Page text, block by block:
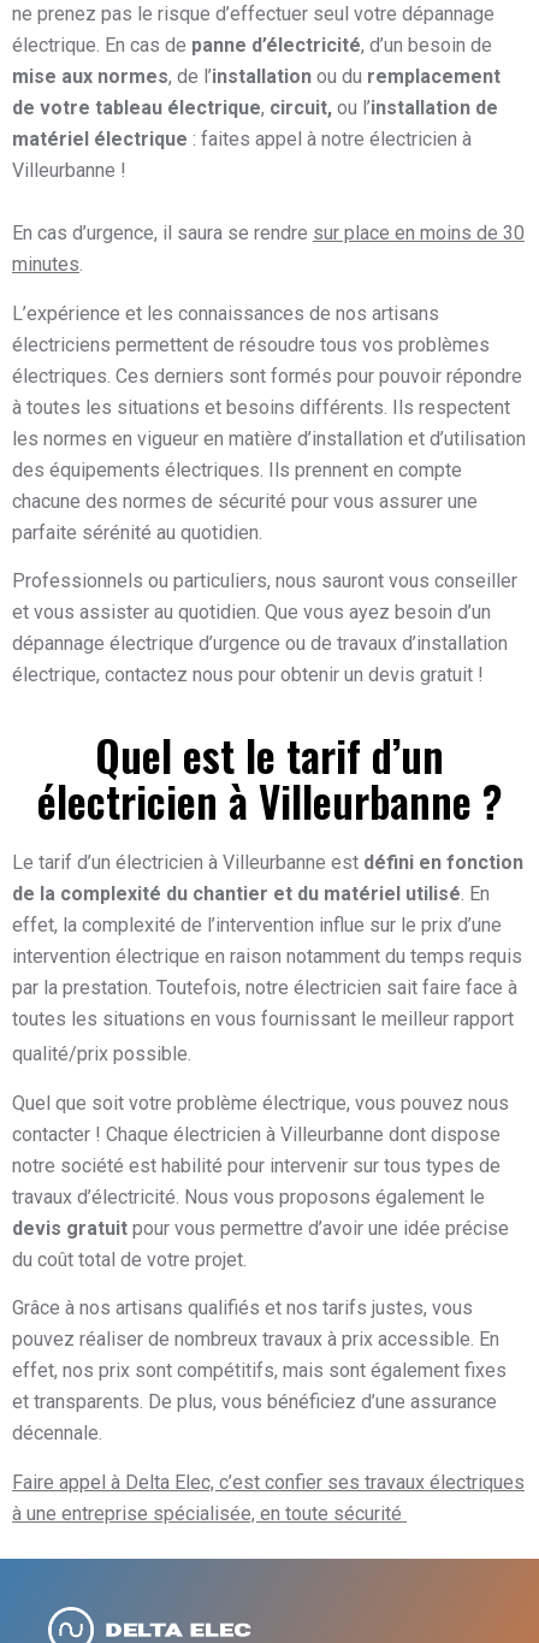
ne prenez pas le risque d’effectuer seul votre dépannage
électrique. En cas de panne d’électricité, d’un besoin de
mise aux normes, de l’installation ou du remplacement
de votre tableau électrique, circuit, ou l’installation de
matériel électrique : faites appel à notre électricien à
Villeurbanne !
En cas d’urgence, il saura se rendre sur place en moins de 30
minutes.
L’expérience et les connaissances de nos artisans
électriciens permettent de résoudre tous vos problèmes
électriques. Ces derniers sont formés pour pouvoir répondre
à toutes les situations et besoins différents. Ils respectent
les normes en vigueur en matière d’installation et d’utilisation
des équipements électriques. Ils prennent en compte
chacune des normes de sécurité pour vous assurer une
parfaite sérénité au quotidien.
Professionnels ou particuliers, nous sauront vous conseiller
et vous assister au quotidien. Que vous ayez besoin d’un
dépannage électrique d’urgence ou de travaux d’installation
électrique, contactez nous pour obtenir un devis gratuit !
Quel est le tarif d’un
électricien à Villeurbanne ?
Le tarif d’un électricien à Villeurbanne est défini en fonction
de la complexité du chantier et du matériel utilisé. En
effet, la complexité de l’intervention influe sur le prix d’une
intervention électrique en raison notamment du temps requis
par la prestation. Toutefois, notre électricien sait faire face à
toutes les situations en vous fournissant le meilleur rapport
qualité/prix possible.
Quel que soit votre problème électrique, vous pouvez nous
contacter ! Chaque électricien à Villeurbanne dont dispose
notre société est habilité pour intervenir sur tous types de
travaux d’électricité. Nous vous proposons également le
devis gratuit pour vous permettre d’avoir une idée précise
du coût total de votre projet.
Grâce à nos artisans qualifiés et nos tarifs justes, vous
pouvez réaliser de nombreux travaux à prix accessible. En
effet, nos prix sont compétitifs, mais sont également fixes
et transparents. De plus, vous bénéficiez d’une assurance
décennale.
Faire appel à Delta Elec, c’est confier ses travaux électriques
à une entreprise spécialisée, en toute sécurité